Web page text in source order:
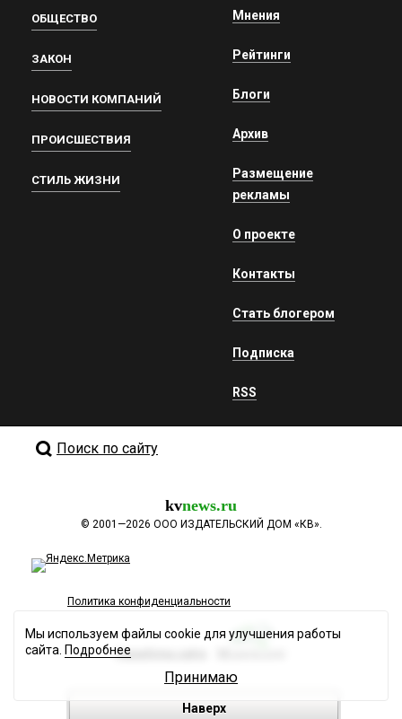
ОБЩЕСТВО
ЗАКОН
НОВОСТИ КОМПАНИЙ
ПРОИСШЕСТВИЯ
СТИЛЬ ЖИЗНИ
Мнения
Рейтинги
Блоги
Архив
Размещение
рекламы
О проекте
Контакты
Стать блогером
Подписка
RSS
Поиск по сайту
kvnews.ru
© 2001—2026 ООО ИЗДАТЕЛЬСКИЙ ДОМ «КВ».
Политика конфиденциальности
Разработка сайта
Наверх
Мы используем файлы cookie для улучшения работы
сайта. Подробнее
Принимаю